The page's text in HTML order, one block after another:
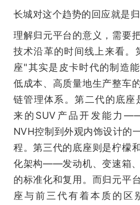
长城对这个趋势的回应就是归
理解归元平台的意义，需要
技术沿革的时间线上来看。
座"其实是皮卡时代的制造
低成本、高质量地生产整车
链管理体系。第二代的底座
来的SUV产品开发能力
NVH控制到外观内饰设计的
程。第三代的底座则是柠檬
化架构——发动机、变速箱
的标准化和复用。而归元平
座与前三代有着本质的区